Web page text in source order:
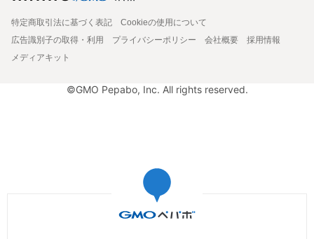
特定商取引法に基づく表記
Cookieの使用について
広告識別子の取得・利用
プライバシーポリシー 会社概要
採用情報
メディアキット
©GMO Pepabo, Inc. All rights reserved.